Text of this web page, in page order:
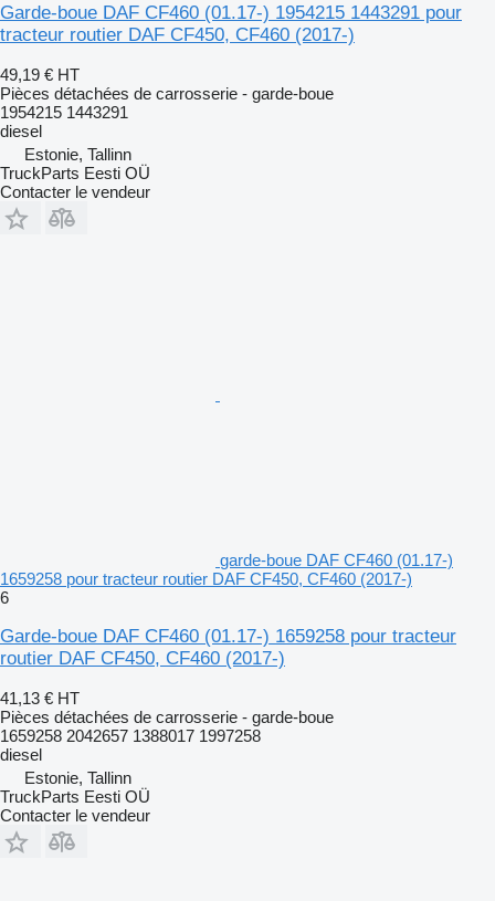
Garde-boue DAF CF460 (01.17-) 1954215 1443291 pour
tracteur routier DAF CF450, CF460 (2017-)
49,19 € HT
Pièces détachées de carrosserie - garde-boue
1954215 1443291
diesel
Estonie, Tallinn
TruckParts Eesti OÜ
Contacter le vendeur
garde-boue DAF CF460 (01.17-)
1659258 pour tracteur routier DAF CF450, CF460 (2017-)
6
Garde-boue DAF CF460 (01.17-) 1659258 pour tracteur
routier DAF CF450, CF460 (2017-)
41,13 € HT
Pièces détachées de carrosserie - garde-boue
1659258 2042657 1388017 1997258
diesel
Estonie, Tallinn
TruckParts Eesti OÜ
Contacter le vendeur